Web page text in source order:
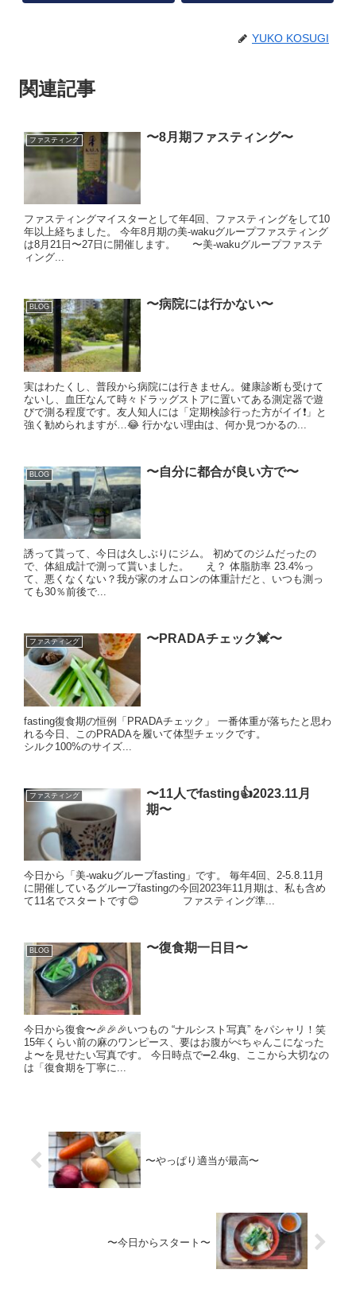
YUKO KOSUGI
関連記事
ファスティング 〜8月期ファスティング〜
ファスティングマイスターとして年4回、ファスティングをして10
年以上経ちました。 今年8月期の美-wakuグループファスティング
は8月21日〜27日に開催します。 〜美-wakuグループファステ
ィング...
BLOG 〜病院には行かない〜
実はわたくし、普段から病院には行きません。健康診断も受けて
ないし、血圧なんて時々ドラッグストアに置いてある測定器で遊
びで測る程度です。友人知人には「定期検診行った方がイイ❗️」と
強く勧められますが…😂 行かない理由は、何か見つかるの...
BLOG 〜自分に都合が良い方で〜
誘って貰って、今日は久しぶりにジム。 初めてのジムだったの
で、体組成計で測って貰いました。 え？ 体脂肪率 23.4%っ
て、悪くなくない？我が家のオムロンの体重計だと、いつも測っ
ても30％前後で...
ファスティング 〜PRADAチェック💓〜
fasting復食期の恒例「PRADAチェック」 一番体重が落ちたと思わ
れる今日、このPRADAを履いて体型チェックです。
シルク100%のサイズ...
ファスティング
〜11人でfasting👍2023.11月
期〜
今日から「美-wakuグループfasting」です。 毎年4回、2-5.8.11月
に開催しているグループfastingの今回2023年11月期は、私も含め
て11名でスタートです😊 ファスティング準...
BLOG 〜復食期一日目〜
今日から復食〜🎉🎉🎉いつもの “ナルシスト写真” をパシャリ！笑
15年くらい前の麻のワンピース、要はお腹がぺちゃんこになった
よ〜を見せたい写真です。 今日時点で➖2.4kg、ここから大切なの
は「復食期を丁寧に...
〜やっぱり適当が最高〜
〜今日からスタート〜